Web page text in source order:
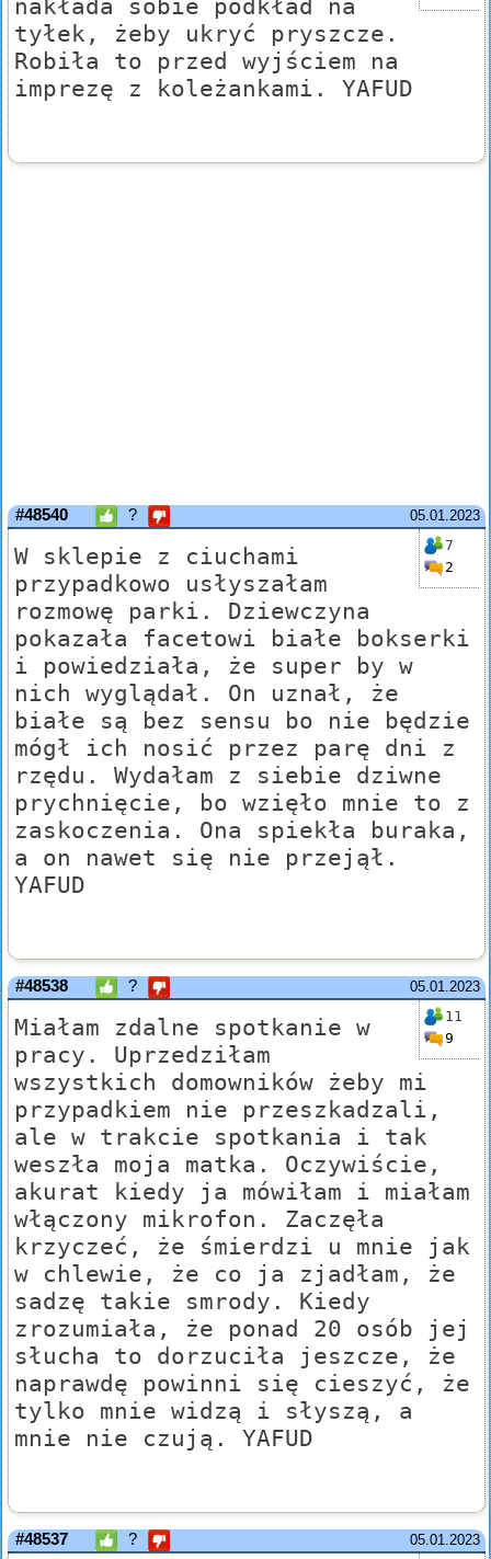
nakłada sobie podkład na
tyłek, żeby ukryć pryszcze.
Robiła to przed wyjściem na
imprezę z koleżankami. YAFUD
05.01.2023
#48540 ?
7
2
W sklepie z ciuchami
przypadkowo usłyszałam
rozmowę parki. Dziewczyna
pokazała facetowi białe bokserki
i powiedziała, że super by w
nich wyglądał. On uznał, że
białe są bez sensu bo nie będzie
mógł ich nosić przez parę dni z
rzędu. Wydałam z siebie dziwne
prychnięcie, bo wzięło mnie to z
zaskoczenia. Ona spiekła buraka,
a on nawet się nie przejął.
YAFUD
05.01.2023
#48538 ?
11
9
Miałam zdalne spotkanie w
pracy. Uprzedziłam
wszystkich domowników żeby mi
przypadkiem nie przeszkadzali,
ale w trakcie spotkania i tak
weszła moja matka. Oczywiście,
akurat kiedy ja mówiłam i miałam
włączony mikrofon. Zaczęła
krzyczeć, że śmierdzi u mnie jak
w chlewie, że co ja zjadłam, że
sadzę takie smrody. Kiedy
zrozumiała, że ponad 20 osób jej
słucha to dorzuciła jeszcze, że
naprawdę powinni się cieszyć, że
tylko mnie widzą i słyszą, a
mnie nie czują. YAFUD
05.01.2023
#48537 ?